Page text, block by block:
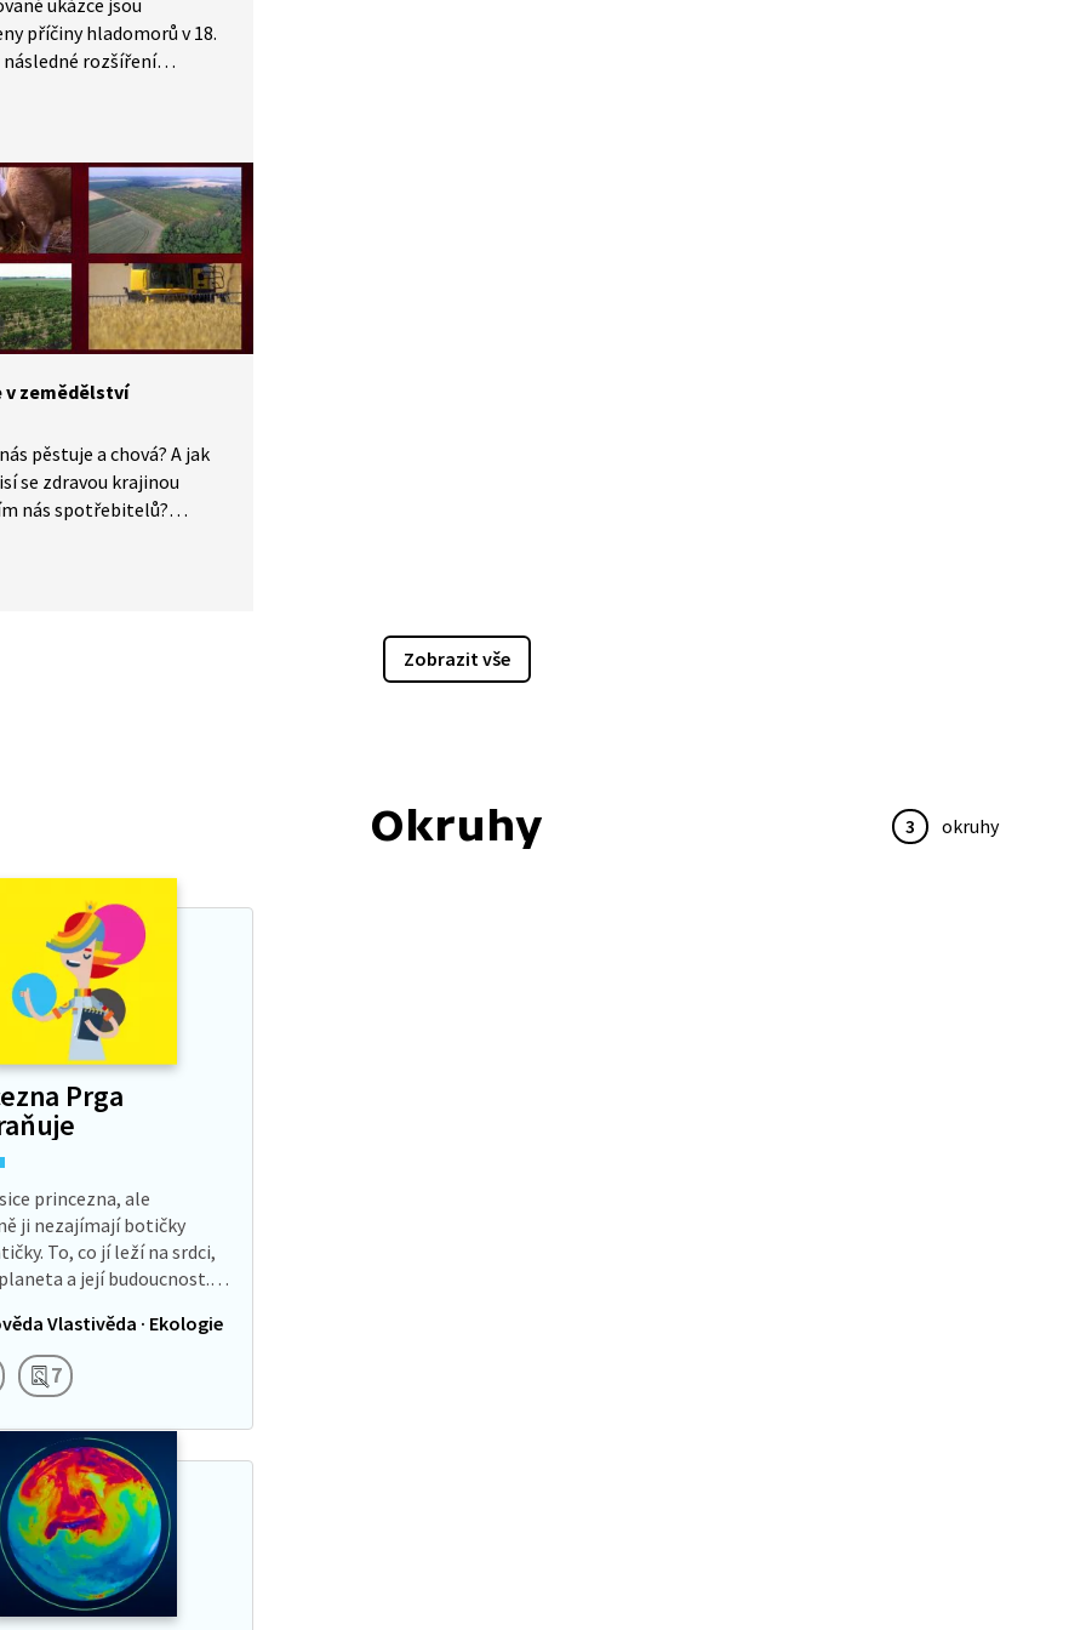
a náročnější
sílu. Mohlo by takto
ukázce jsou
příčiny hladomorů v 18.
rozšíření
v zemědělství
pěstuje a chová? A jak
se zdravou krajinou
nás spotřebitelů?
zemědělce z fondů
které se snaží o šetrnější
ke krajině. Pokud stát
podmíní udílení
využitím
postupů
budou půda, krajina
i produkty
zdravější
si zemědělský
budoucnosti.
Zobrazit vše
Okruhy 3 okruhy
Prga
princezna, ale
ji nezajímají botičky
To, co jí leží na srdci,
a její budoucnost.
Princezna Prga…
Vlastivěda · Ekologie
7